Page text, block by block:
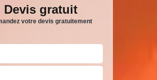
Devis gratuit
votre devis gratuitement